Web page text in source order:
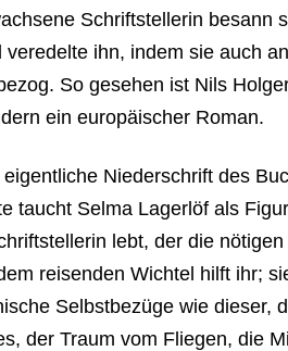
Schriftstellerin besann
veredelte ihn, indem sie auch
So gesehen ist Nils
ein europäischer Roman.
eigentliche Niederschrift des
taucht Selma Lagerlöf als
lebt, der die
reisenden Wichtel hilft ihr;
Selbstbezüge wie dieser,
der Traum vom Fliegen, die